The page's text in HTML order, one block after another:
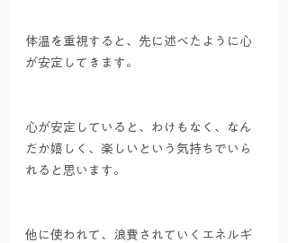
体温を重視すると、先に述べたように心
が安定してきます。
心が安定していると、わけもなく、なん
だか嬉しく、楽しいという気持ちでいら
れると思います。
他に使われて、浪費されていくエネルギ